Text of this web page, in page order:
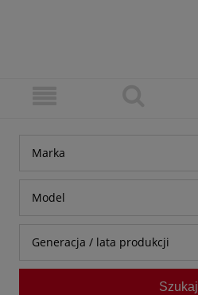
Marka
Baic
Bestune
Model
Generacja / lata produkcji
Szukaj